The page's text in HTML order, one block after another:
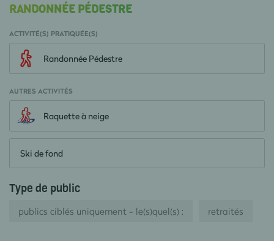
RANDONNÉE PÉDESTRE
ACTIVITÉ(S) PRATIQUÉE(S)
Randonnée Pédestre
AUTRES ACTIVITÉS
Raquette à neige
Ski de fond
Type de public
publics ciblés uniquement - le(s)quel(s) : retraités